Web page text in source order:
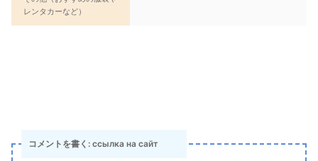
レンタカーなど）
コメントを書く: ссылка на сайт